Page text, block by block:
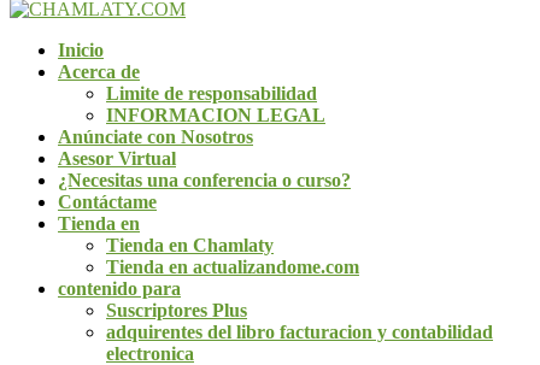
Inicio
Acerca de
Limite de responsabilidad
INFORMACION LEGAL
Anúnciate con Nosotros
Asesor Virtual
¿Necesitas una conferencia o curso?
Contáctame
Tienda en
Tienda en Chamlaty
Tienda en actualizandome.com
contenido para
Suscriptores Plus
adquirentes del libro facturacion y contabilidad
electronica